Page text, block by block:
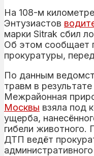
На 108-м километре
Энтузиастов
марки Sitrak сбил
Об этом сообщает
прокуратуры,
По данным
травм в
Межрайонная
Москвы взяла под
ущерба,
гибели животного.
ДТП ведёт
административного